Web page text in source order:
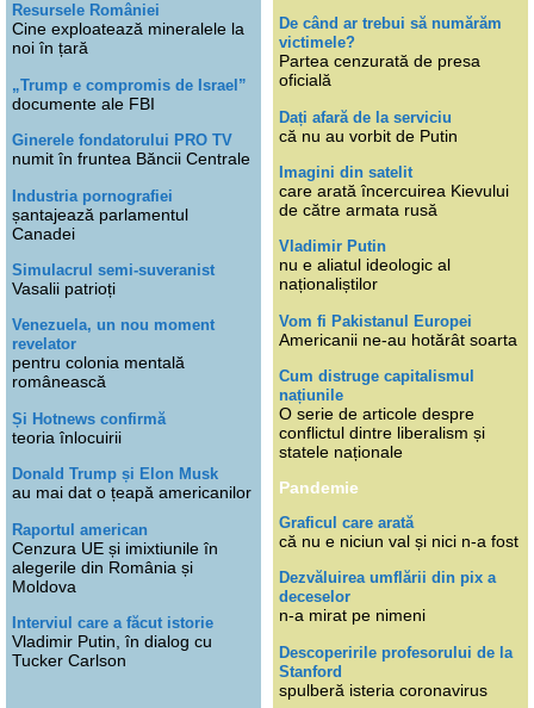
Resursele României
Cine exploatează mineralele la
noi în țară
„Trump e compromis de Israel”
documente ale FBI
Ginerele fondatorului PRO TV
numit în fruntea Băncii Centrale
Industria pornografiei
șantajează parlamentul
Canadei
Simulacrul semi-suveranist
Vasalii patrioți
Venezuela, un nou moment
revelator
pentru colonia mentală
românească
Și Hotnews confirmă
teoria înlocuirii
Donald Trump și Elon Musk
au mai dat o țeapă americanilor
Raportul american
Cenzura UE și imixtiunile în
alegerile din România și
Moldova
Interviul care a făcut istorie
Vladimir Putin, în dialog cu
Tucker Carlson
De când ar trebui să numărăm
victimele?
Partea cenzurată de presa
oficială
Dați afară de la serviciu
că nu au vorbit de Putin
Imagini din satelit
care arată încercuirea Kievului
de către armata rusă
Vladimir Putin
nu e aliatul ideologic al
naționaliștilor
Vom fi Pakistanul Europei
Americanii ne-au hotărât soarta
Cum distruge capitalismul
națiunile
O serie de articole despre
conflictul dintre liberalism și
statele naționale
Pandemie
Graficul care arată
că nu e niciun val și nici n-a fost
Dezvăluirea umflării din pix a
deceselor
n-a mirat pe nimeni
Descoperirile profesorului de la
Stanford
spulberă isteria coronavirus